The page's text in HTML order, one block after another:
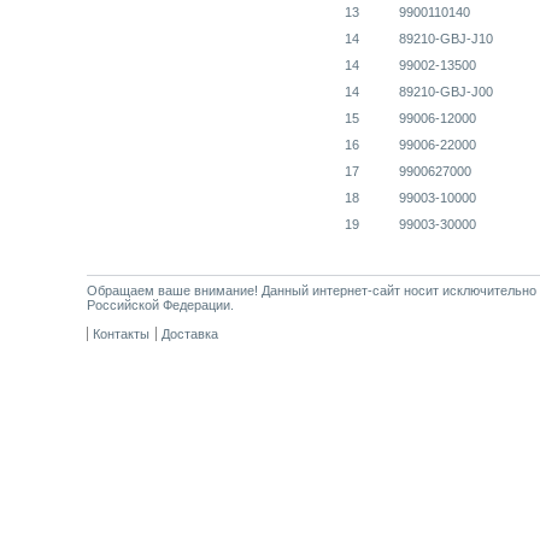
13
9900110140
14
89210-GBJ-J10
14
99002-13500
14
89210-GBJ-J00
15
99006-12000
16
99006-22000
17
9900627000
18
99003-10000
19
99003-30000
Обращаем ваше внимание! Данный интернет-сайт носит
Российской Федерации.
Контакты
Доставка